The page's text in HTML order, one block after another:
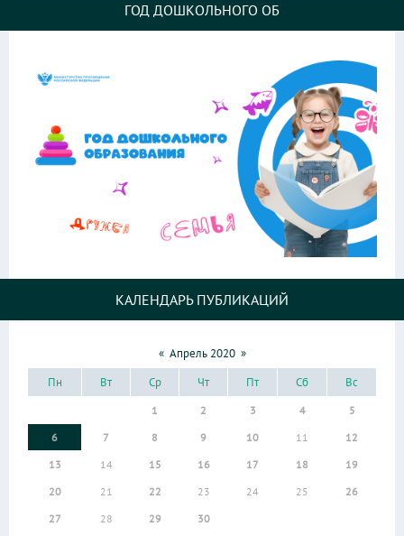
ГОД ДОШКОЛЬНОГО ОБ
КАЛЕНДАРЬ ПУБЛИКАЦИЙ
« Апрель 2020 »
Пн
Вт Ср Чт Пт Сб Вс
1 2 3 4
5
6
7 8 9 10 11
12
13
14 15 16 17 18
19
20
21 22 23 24 25
26
27
28 29 30